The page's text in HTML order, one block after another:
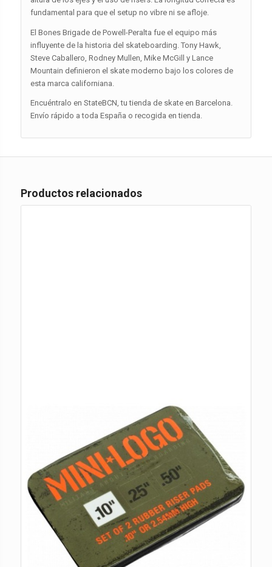
fundamental para que el setup no vibre ni se afloje.
El Bones Brigade de Powell-Peralta fue el equipo más
influyente de la historia del skateboarding. Tony Hawk,
Steve Caballero, Rodney Mullen, Mike McGill y Lance
Mountain definieron el skate moderno bajo los colores de
esta marca californiana.
Encuéntralo en StateBCN, tu tienda de skate en Barcelona.
Envío rápido a toda España o recogida en tienda.
Productos relacionados